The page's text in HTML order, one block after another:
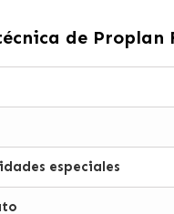
de Proplan
especiales